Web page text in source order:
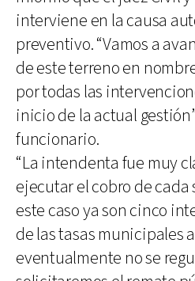
interviene en la causa
preventivo. “Vamos a
de este terreno en
por todas las
inicio de la actual
funcionario.
“La intendenta fue muy
ejecutar el cobro de cada
este caso ya son cinco
de las tasas municipales
eventualmente no se